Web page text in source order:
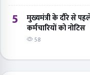
5
मुख्यमंत्री के दौरे से
कर्मचारियों को नोटिस
58